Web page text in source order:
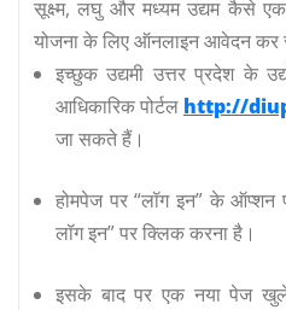
सूक्ष्म, लघु और मध्यम उद्यम कैसे
योजनाके लिए ऑनलाइन आवेदन
इच्छुक उद्यमी उत्तर प्रदेश के
आधिकारिक पोर्टल http://
जा सकते हैं।
होमपेज पर “लॉग इन” के
लॉग इन” पर क्लिक करना है।
इसके बाद पर एक नया पेज